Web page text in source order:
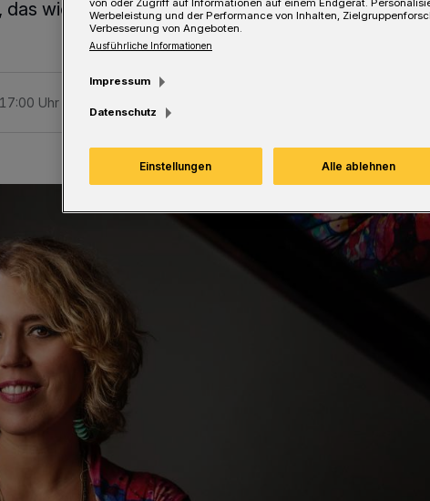
das wie sie Weltrang hat.
Uhr
von oder Zugriff auf Informationen auf einem Endgerät.
Werbeleistung und der Performance von Inhalten,
Verbesserung von Angeboten.
Ausführliche Informationen
Impressum
Datenschutz
Einstellungen Alle ablehnen